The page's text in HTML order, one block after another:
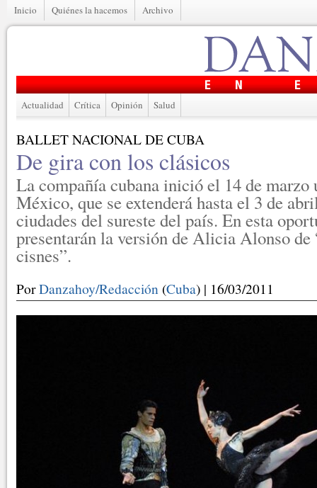
Inicio Quiénes la hacemos Archivo
Actualidad Crítica Opinión Salud
BALLET NACIONAL DE CUBA
De gira con los clásicos
La compañía cubana inició el 14 de marzo
México, que se extenderá hasta el 3 de
ciudades del sureste del país. En esta
presentarán la versión de Alicia Alonso de
cisnes”.
PorDanzahoy/Redacción (Cuba) | 16/03/2011